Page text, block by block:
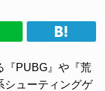
『PUBG』や『荒
シューティングゲ